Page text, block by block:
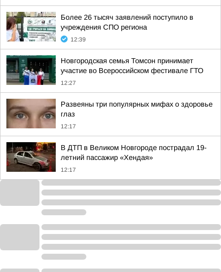
Более 26 тысяч заявлений поступило в
учреждения СПО региона
12:39
Новгородская семья Томсон принимает
участие во Всероссийском фестивале ГТО
12:27
Развеяны три популярных мифах о здоровье
глаз
12:17
В ДТП в Великом Новгороде пострадал 19-
летний пассажир «Хендая»
12:17